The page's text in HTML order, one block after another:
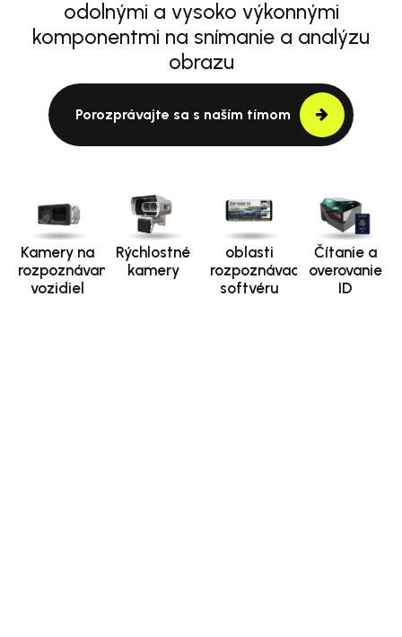
odolnými a vysoko výkonnými
komponentmi na snímanie a analýzu
obrazu
Porozprávajte sa s naším tímom
Kamery na
rozpoznávanie
vozidiel
Rýchlostné
kamery
oblasti
rozpoznávacieho
softvéru
Čítanie a
overovanie
ID